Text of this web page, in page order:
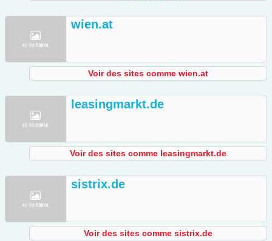
wien.at
Voir des sites comme wien.at
leasingmarkt.de
Voir des sites comme leasingmarkt.de
sistrix.de
Voir des sites comme sistrix.de